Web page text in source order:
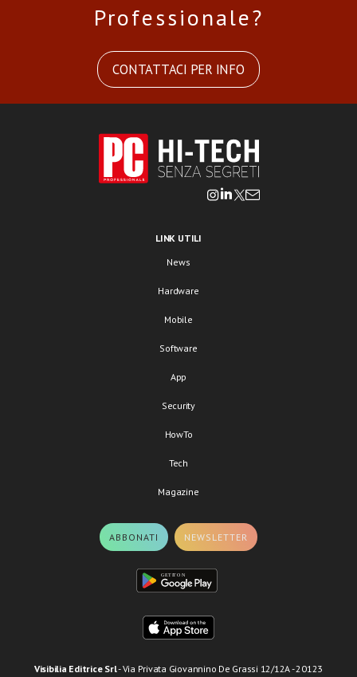
Professionale?
CONTATTACI PER INFO
LINK UTILI
News
Hardware
Mobile
Software
App
Security
HowTo
Tech
Magazine
ABBONATI NEWSLETTER
Visibilia Editrice Srl- Via Privata Giovannino De Grassi 12/12A - 20123